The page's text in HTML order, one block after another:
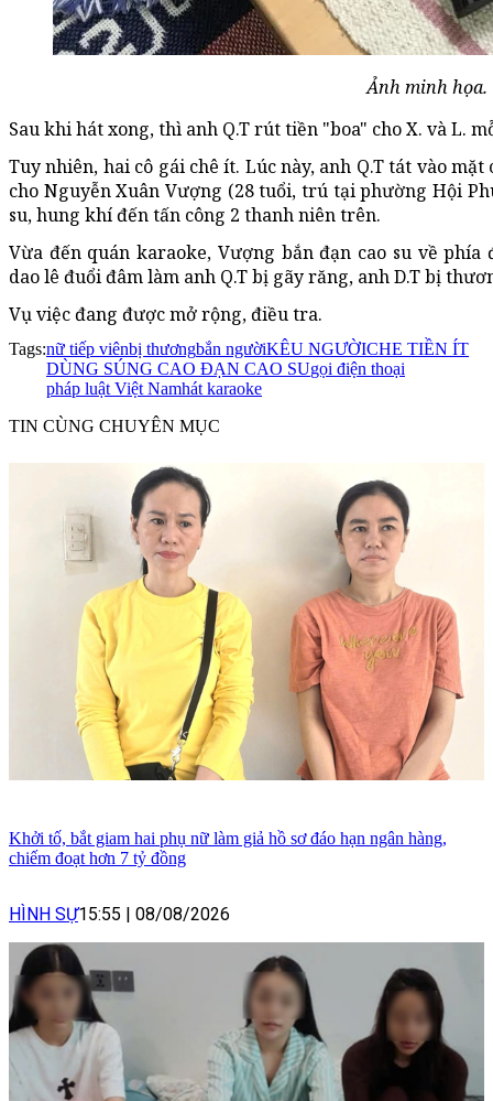
Ảnh minh họa.
Sau khi hát xong, thì anh Q.T rút tiền "boa" cho X. và L.
Tuy nhiên, hai cô gái chê ít. Lúc này, anh Q.T tát vào
cho Nguyễn Xuân Vượng (28 tuổi, trú tại phường Hội
su, hung khí đến tấn công 2 thanh niên trên.
Vừa đến quán karaoke, Vượng bắn đạn cao su về
dao lê đuổi đâm làm anh Q.T bị gãy răng, anh D.T bị
Vụ việc đang được mở rộng, điều tra.
Tags:nữ tiếp viênbị thươngbắn ngườiKÊU NGƯỜICHE TIỀN ÍT
DÙNG SÚNG CAO ĐẠN CAO SUgọi điện thoại
pháp luật Việt Namhát karaoke
TIN CÙNG CHUYÊN MỤC
Khởi tố, bắt giam hai phụ nữ làm giả hồ sơ đáo hạn ngân hàng,
chiếm đoạt hơn 7 tỷ đồng
HÌNH SỰ15:55 08/08/2026